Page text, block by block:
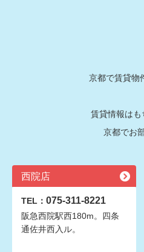
京都で賃貸物
賃貸情報は
京都でお
西院店
TEL： 075-311-8221
阪急西院駅西180m。四条
通佐井西入ル。